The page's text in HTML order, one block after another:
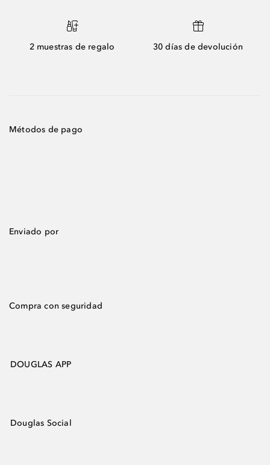
2 muestras de regalo 30 días de devolución
Métodos de pago
Enviado por
Compra con seguridad
DOUGLAS APP
Douglas Social